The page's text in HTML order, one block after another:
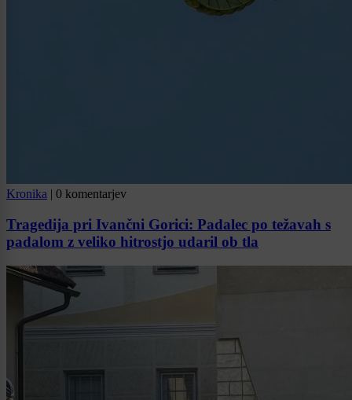
Kronika | 0 komentarjev
Tragedija pri Ivančni Gorici: Padalec po težavah s
padalom z veliko hitrostjo udaril ob tla